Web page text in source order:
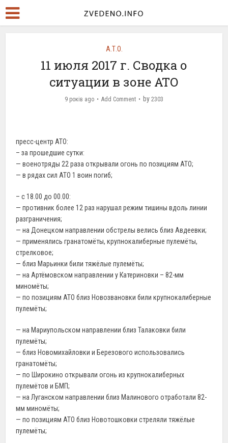
А.Т.О.
11 июля 2017 г. Сводка о
ситуации в зоне АТО
9 років ago Add Comment by 2303
пресс-центр АТО:
– за прошедшие сутки:
— военотряды 22 раза открывали огонь по позициям АТО;
— в рядах сил АТО 1 воин погиб;
– с 18.00 до 00.00:
— противник более 12 раз нарушал режим тишины вдоль линии
разграничения;
— на Донецком направлении обстрелы велись близ Авдеевки;
— применялись гранатомёты, крупнокалиберные пулемёты,
стрелковое;
— близ Марьинки били тяжёлые пулемёты;
— на Артёмовском направлении у Катериновки – 82-мм
миномёты;
— по позициям АТО близ Новозвановки били крупнокалиберные
пулемёты;
— на Мариупольском направлении близ Талаковки били
пулемёты;
— близ Новомихайловки и Березового использовались
гранатомёты;
— по Широкино открывали огонь из крупнокалиберных
пулемётов и БМП;
— на Луганском направлении близ Малинового отработали 82-
мм миномёты;
— по позициям АТО близ Новотошковки стреляли тяжёлые
пулемёты;